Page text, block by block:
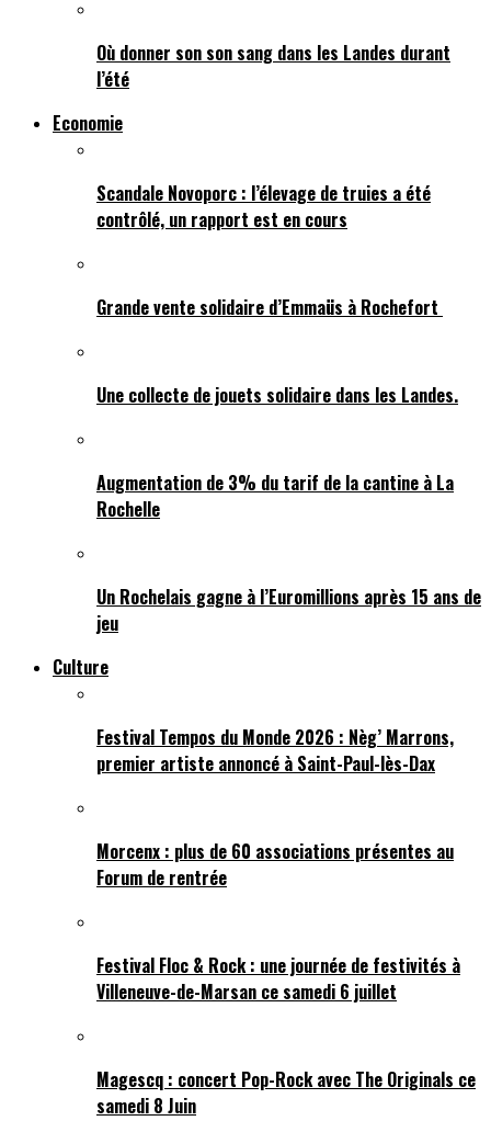
Où donner son son sang dans les Landes durant
l’été
Economie
Scandale Novoporc : l’élevage de truies a été
contrôlé, un rapport est en cours
Grande vente solidaire d’Emmaüs à Rochefort
Une collecte de jouets solidaire dans les Landes.
Augmentation de 3% du tarif de la cantine à La
Rochelle
Un Rochelais gagne à l’Euromillions après 15 ans de
jeu
Culture
Festival Tempos du Monde 2026 : Nèg’ Marrons,
premier artiste annoncé à Saint-Paul-lès-Dax
Morcenx : plus de 60 associations présentes au
Forum de rentrée
Festival Floc & Rock : une journée de festivités à
Villeneuve-de-Marsan ce samedi 6 juillet
Magescq : concert Pop-Rock avec The Originals ce
samedi 8 Juin